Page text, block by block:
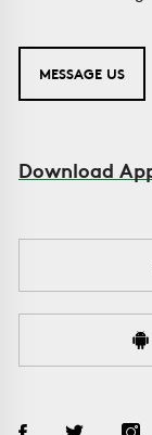
MESSAGE US
Download